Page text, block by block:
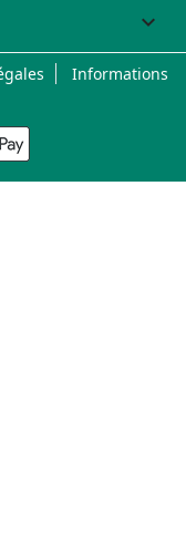
keyboard_arrow_down
Informations